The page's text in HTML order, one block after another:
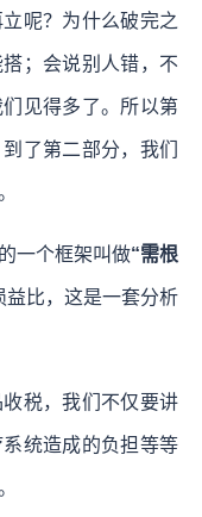
呢？为什么破完之
；会说别人错，不
见得多了。所以第
了第二部分，我们
一个框架叫做“需根
益比，这是一套分析
税，我们不仅要讲
统造成的负担等等